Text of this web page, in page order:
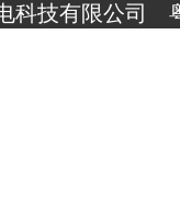
科技有限公司